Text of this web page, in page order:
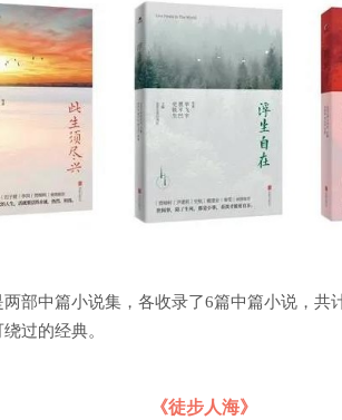
两部中篇小说集，各收录了6篇中篇小说，共
过的经典。
《徒步人海》